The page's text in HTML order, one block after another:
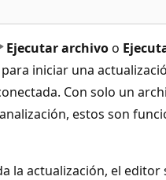
Ejecutar archivoo
para iniciar una
Con solo un
estos son
la actualización, el editor